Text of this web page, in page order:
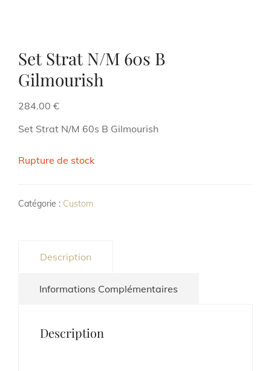
Set Strat N/M 60s B
Gilmourish
284.00 €
Set Strat N/M 60s B Gilmourish
Rupture de stock
Catégorie : Custom
Description
Informations Complémentaires
Description